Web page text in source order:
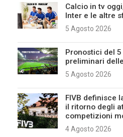
Calcio in tv
Inter e le altre
5 Agosto 2026
Pronostici del
preliminari
5 Agosto 2026
FIVB definisce
il ritorno degli
competizioni
4 Agosto 2026